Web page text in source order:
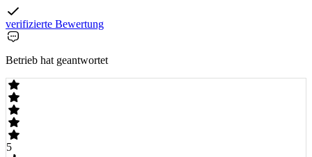
verifizierte Bewertung
Betrieb hat geantwortet
5